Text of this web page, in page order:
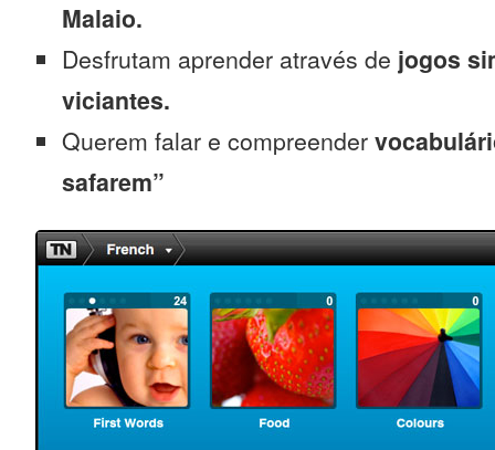
Malaio.
Desfrutam aprender através de jogos
viciantes.
Querem falar e compreender
safarem”